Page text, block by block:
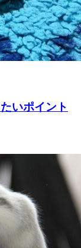
いポイント